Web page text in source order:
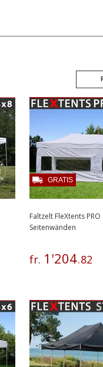
Faltzelt FleXtents
Seitenwänden
fr. 1 '204.82
GRATIS